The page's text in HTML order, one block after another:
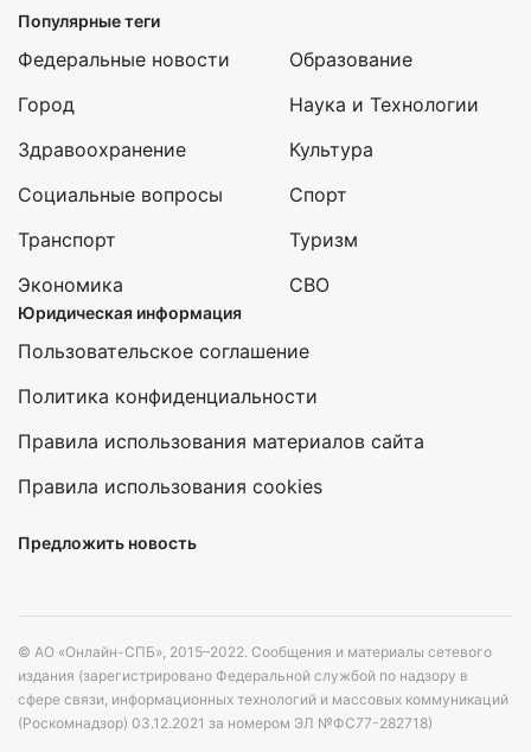
Популярные теги
Федеральные новости
Город
Здравоохранение
Социальные вопросы
Транспорт
Экономика
Образование
Наука и Технологии
Культура
Спорт
Туризм
СВО
Юридическая информация
Пользовательское соглашение
Политика конфиденциальности
Правила использования материалов сайта
Правила использования cookies
Предложить новость
© АО «Онлайн-СПБ», 2015–2022. Сообщения и материалы сетевого
издания (зарегистрировано Федеральной службой по надзору в
сфере связи, информационных технологий и массовых коммуникаций
(Роскомнадзор) 03.12.2021 за номером ЭЛ №ФС77-282718)